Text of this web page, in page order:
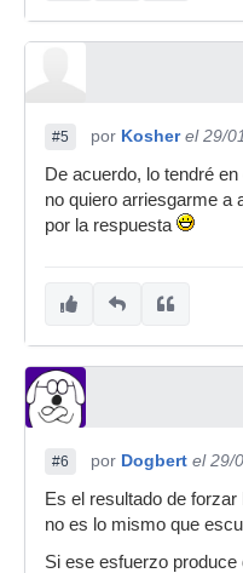
#5 por Kosher el 29/
De acuerdo, lo tendré
no quiero arriesgarme a
por la respuesta
#6 por Dogbert el 29/
Es el resultado de
no es lo mismo que
Si ese esfuerzo produce